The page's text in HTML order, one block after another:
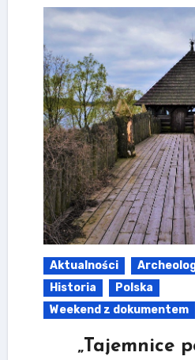
Aktualności
Historia
Polska
Weekend z dokumentem
„Tajemnice